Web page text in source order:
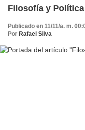
Filosofía y
Publicado en 11/11/a. m.
Por Rafael Silva